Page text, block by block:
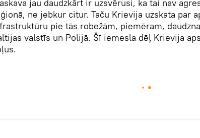
jau daudzkārt ir uzsvērusi, ka tai nav
ne jebkur citur. Taču Krievija uzskata par
pie tās robežām, piemēram,
valstīs un Polijā. Šī iemesla dēļ Krievija